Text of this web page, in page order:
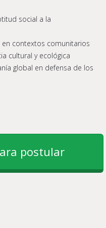
social a la
en contextos comunitarios
cultural y ecológica
global en defensa de los
postular